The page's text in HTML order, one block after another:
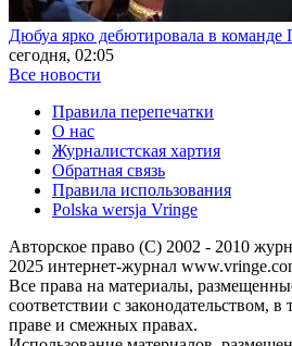
Дюбуа ярко дебютировала в команде
сегодня, 02:05
Все новости
Правила перепечатки
О нас
Журналистская хартия
Обратная связь
Правила использования
Polska wersja Vringe
Авторское право (С) 2002 - 2010
2025 интернет-журнал
Все права на материалы,
соответствии с законодательством,
праве и смежных правах.